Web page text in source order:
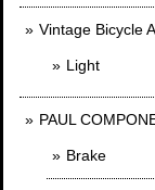
Vintage Bicycle
Light
PAUL
Brake